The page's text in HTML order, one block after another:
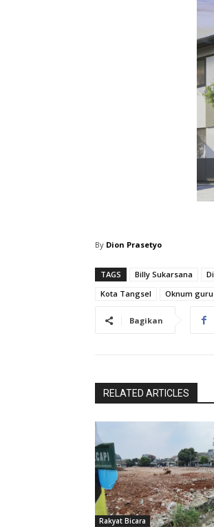
By Dion Prasetyo
TAGS Billy Sukarsana
Kota Tangsel
Oknum guru
Bagikan
RELATED ARTICLES
Rakyat Bicara